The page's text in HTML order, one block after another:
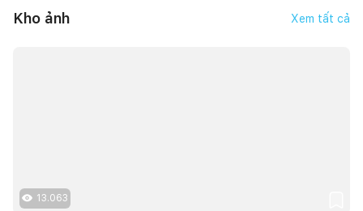
Kho ảnh Xem tất cả
13.063